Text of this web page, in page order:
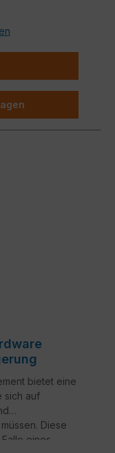
bietet eine
sich auf
Diese
eines